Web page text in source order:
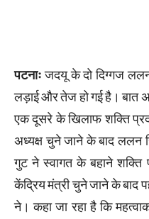
पटनाःजदयू के दो दिग्गज
लड़ाई और तेज हो गई है। बात
एक दूसरे के खिलाफ शक्ति
अध्यक्ष चुने जाने के बाद ललन
गुट ने स्वागत के बहाने शक्ति
केंद्रिय मंत्री चुने जाने के बाद
ने। कहा जा रहा है कि